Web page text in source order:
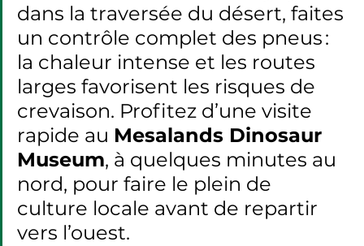
dans la traversée du désert, faites
un contrôle complet des pneus :
la chaleur intense et les routes
larges favorisent les risques de
crevaison. Profitez d’une visite
rapide au Mesalands Dinosaur
Museum, à quelques minutes au
nord, pour faire le plein de
culture locale avant de repartir
vers l’ouest.